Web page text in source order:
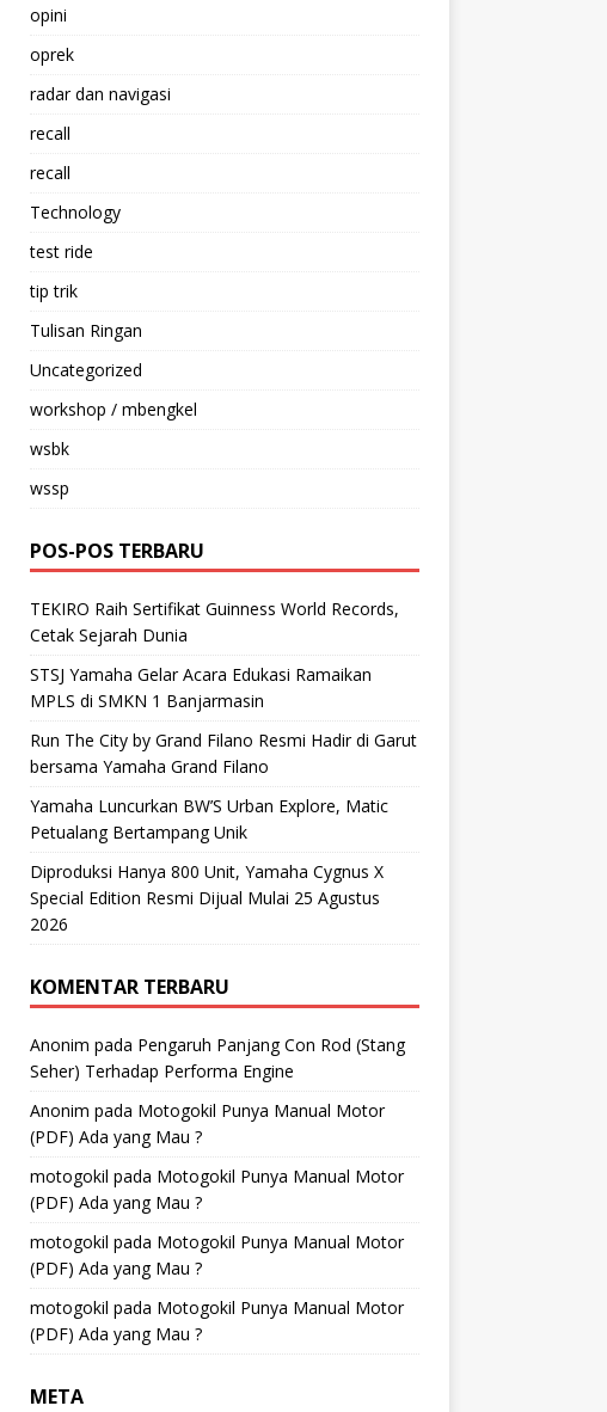
opini
oprek
radar dan navigasi
recall
recall
Technology
test ride
tip trik
Tulisan Ringan
Uncategorized
workshop / mbengkel
wsbk
wssp
POS-POS TERBARU
TEKIRO Raih Sertifikat Guinness World Records,
Cetak Sejarah Dunia
STSJ Yamaha Gelar Acara Edukasi Ramaikan
MPLS di SMKN 1 Banjarmasin
Run The City by Grand Filano Resmi Hadir di Garut
bersama Yamaha Grand Filano
Yamaha Luncurkan BW’S Urban Explore, Matic
Petualang Bertampang Unik
Diproduksi Hanya 800 Unit, Yamaha Cygnus X
Special Edition Resmi Dijual Mulai 25 Agustus
2026
KOMENTAR TERBARU
Anonim pada Pengaruh Panjang Con Rod (Stang
Seher) Terhadap Performa Engine
Anonim pada Motogokil Punya Manual Motor
(PDF) Ada yang Mau ?
motogokil pada Motogokil Punya Manual Motor
(PDF) Ada yang Mau ?
motogokil pada Motogokil Punya Manual Motor
(PDF) Ada yang Mau ?
motogokil pada Motogokil Punya Manual Motor
(PDF) Ada yang Mau ?
META